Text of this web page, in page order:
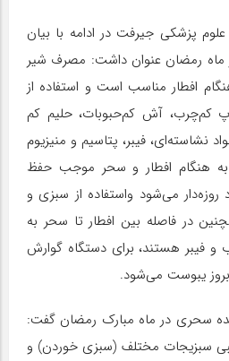
پزشکی جیرفت در ادامه با بیان
ماه رمضان عنوان داشت: مصرف شیر
افطار مناسب است و استفاده از
کم‌چرب، آش کم‌حبوبات، حلیم کم
نشاسته‌ای، فیبر، پتاسیم و منیزیوم
هنگام افطار و سحر موجب حفظ
می‌شود واستفاده از سبزی و
در فاصله‌ بین افطار تا سحر به
و فیبر هستند، برای دستگاه گوارش
یبوست می‌شود.
سحری در ماه مبارک رمضان گفت:
سبزیجات مختلف (سبزی خوردن) و